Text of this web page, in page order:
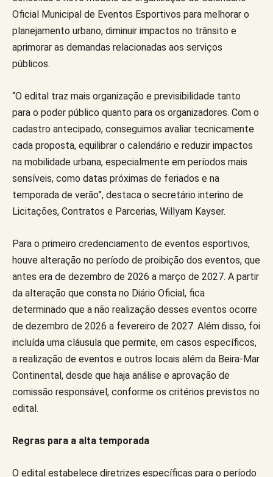
Oficial Municipal de Eventos Esportivos para melhorar o
planejamento urbano, diminuir impactos no trânsito e
aprimorar as demandas relacionadas aos serviços
públicos.
“O edital traz mais organização e previsibilidade tanto
para o poder público quanto para os organizadores. Com o
cadastro antecipado, conseguimos avaliar tecnicamente
cada proposta, equilibrar o calendário e reduzir impactos
na mobilidade urbana, especialmente em períodos mais
sensíveis, como datas próximas de feriados e na
temporada de verão”, destaca o secretário interino de
Licitações, Contratos e Parcerias, Willyam Kayser.
Para o primeiro credenciamento de eventos esportivos,
houve alteração no período de proibição dos eventos, que
antes era de dezembro de 2026 a março de 2027. A partir
da alteração que consta no Diário Oficial, fica
determinado que a não realização desses eventos ocorre
de dezembro de 2026 a fevereiro de 2027. Além disso, foi
incluída uma cláusula que permite, em casos específicos,
a realização de eventos e outros locais além da Beira-Mar
Continental, desde que haja análise e aprovação de
comissão responsável, conforme os critérios previstos no
edital.
Regras para a alta temporada
O edital estabelece diretrizes específicas para o período